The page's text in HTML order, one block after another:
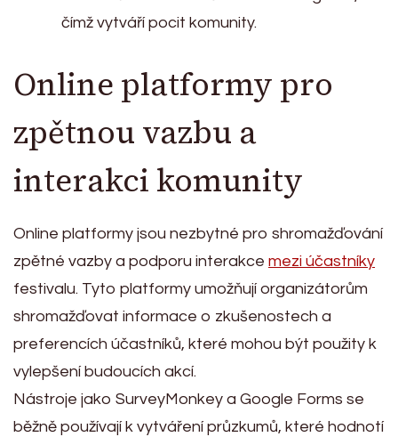
čímž vytváří pocit komunity.
Online platformy pro
zpětnou vazbu a
interakci komunity
Online platformy jsou nezbytné pro shromažďování
zpětné vazby a podporu interakce mezi účastníky
festivalu. Tyto platformy umožňují organizátorům
shromažďovat informace o zkušenostech a
preferencích účastníků, které mohou být použity k
vylepšení budoucích akcí.
Nástroje jako SurveyMonkey a Google Forms se
běžně používají k vytváření průzkumů, které hodnotí